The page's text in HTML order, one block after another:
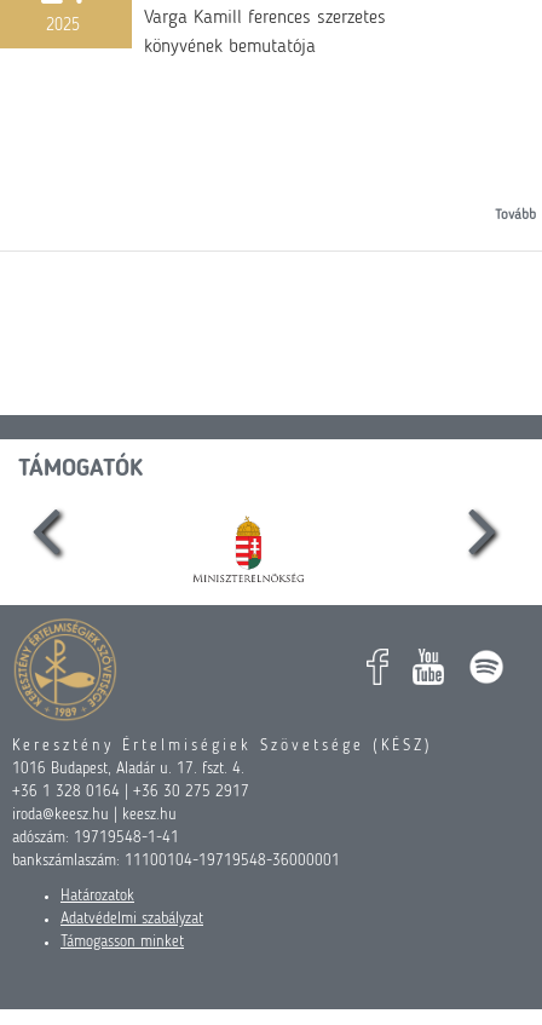
2025
Varga Kamill ferences szerzetes
könyvének bemutatója
Tovább
TÁMOGATÓK
Keresztény Értelmiségiek Szövetsége (KÉSZ)
1016 Budapest, Aladár u. 17. fszt. 4.
+36 1 328 0164 | +36 30 275 2917
iroda@keesz.hu | keesz.hu
adószám: 19719548-1-41
bankszámlaszám: 11100104-19719548-36000001
Határozatok
Adatvédelmi szabályzat
Támogasson minket